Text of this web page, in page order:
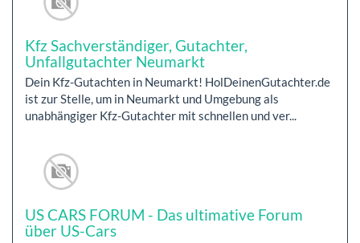
Kfz Sachverständiger, Gutachter,
Unfallgutachter Neumarkt
Dein Kfz-Gutachten in Neumarkt! HolDeinenGutachter.de
ist zur Stelle, um in Neumarkt und Umgebung als
unabhängiger Kfz-Gutachter mit schnellen und ver...
US CARS FORUM - Das ultimative Forum
über US-Cars